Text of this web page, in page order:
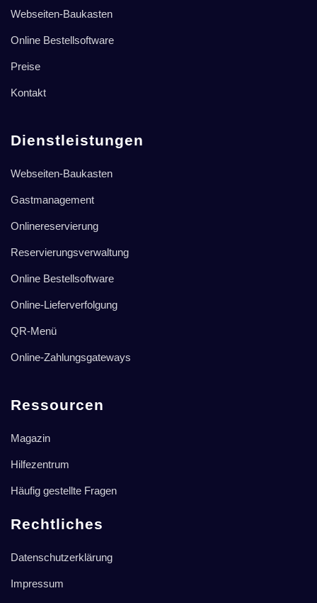
Webseiten-Baukasten
Online Bestellsoftware
Preise
Kontakt
Dienstleistungen
Webseiten-Baukasten
Gastmanagement
Onlinereservierung
Reservierungsverwaltung
Online Bestellsoftware
Online-Lieferverfolgung
QR-Menü
Online-Zahlungsgateways
Ressourcen
Magazin
Hilfezentrum
Häufig gestellte Fragen
Rechtliches
Datenschutzerklärung
Impressum